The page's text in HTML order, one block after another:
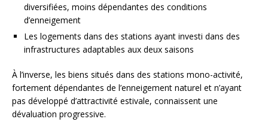
diversifiées, moins dépendantes des conditions
d’enneigement
Les logements dans des stations ayant investi dans des
infrastructures adaptables aux deux saisons
À l’inverse, les biens situés dans des stations mono-activité,
fortement dépendantes de l’enneigement naturel et n’ayant
pas développé d’attractivité estivale, connaissent une
dévaluation progressive.